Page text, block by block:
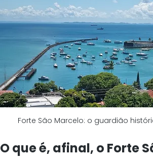
Forte São Marcelo: o guardião
O que é, afinal, o Forte